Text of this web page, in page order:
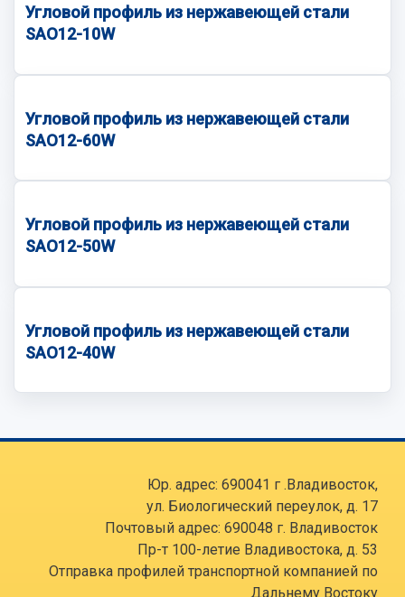
Угловой профиль из нержавеющей стали
SAO12-10W
Угловой профиль из нержавеющей стали
SAO12-60W
Угловой профиль из нержавеющей стали
SAO12-50W
Угловой профиль из нержавеющей стали
SAO12-40W
Юр. адрес: 690041 г .Владивосток,
ул. Биологический переулок, д. 17
Почтовый адрес: 690048 г. Владивосток
Пр-т 100-летие Владивостока, д. 53
Отправка профилей транспортной компанией по
Дальнему Востоку